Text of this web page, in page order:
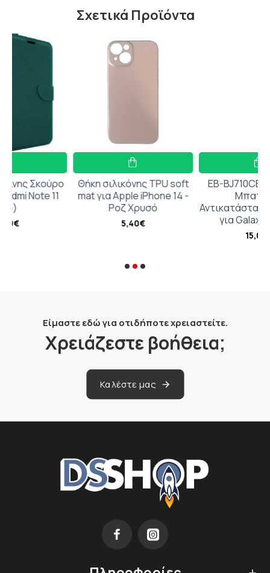
Σχετικά Προϊόντα
Θήκη σιλικόνης TPU soft
mat για Apple iPhone 14 -
Ροζ Χρυσό
EB-BJ710CBC Συμβατή
Μπαταρία
Αντικατάστασης
για Galaxy J7 2016
Είμαστε εδώ για οτιδήποτε χρειαστείτε.
Χρειάζεστε βοήθεια;
Καλέστε μας